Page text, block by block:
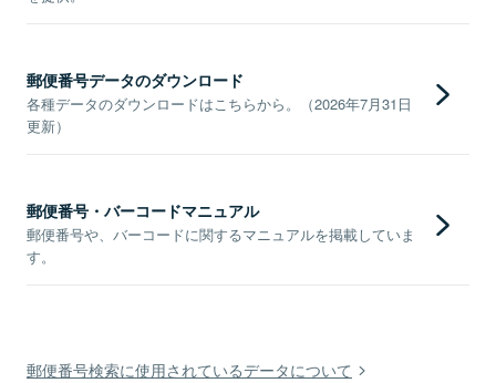
郵便番号データのダウンロード
各種データのダウンロードはこちらから。（2026年7月31日
更新）
郵便番号・バーコードマニュアル
郵便番号や、バーコードに関するマニュアルを掲載していま
す。
郵便番号検索に使用されているデータについて